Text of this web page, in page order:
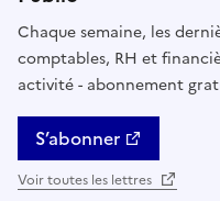
Chaque semaine, les
comptables, RH et
activité - abonnement
S’abonner
Voir toutes les lettres